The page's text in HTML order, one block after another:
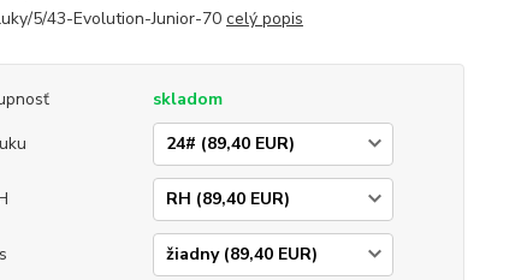
5/43-Evolution-Junior-70 celý popis
skladom